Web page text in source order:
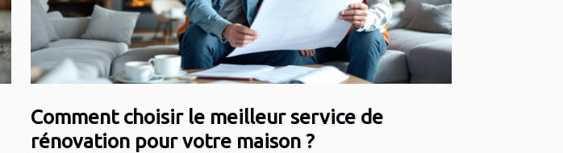
Comment choisir le meilleur service de
rénovation pour votre maison ?